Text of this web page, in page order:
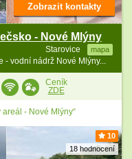
- Nové Mlýny
Starovice mapa
vodní nádrž Nové Mlýny...
Zobrazit kontakty
Ceník
ZDE
- Nové Mlýny“
10
18 hodnocení